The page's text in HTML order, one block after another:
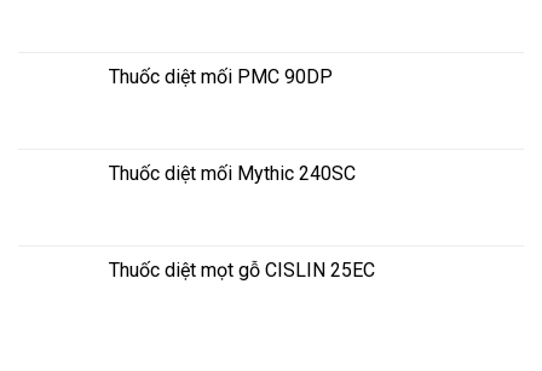
Thuốc diệt mối PMC 90DP
Thuốc diệt mối Mythic 240SC
Thuốc diệt mọt gỗ CISLIN 25EC